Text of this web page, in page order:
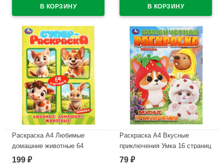
Раскраска А4 Любимые
домашние животные 64
картинки Умка 64 страницы
199 ₽
Раскраска А4 Вкусные
приключения Умка 16 страниц
арт.978-5-506-11517-5
79 ₽